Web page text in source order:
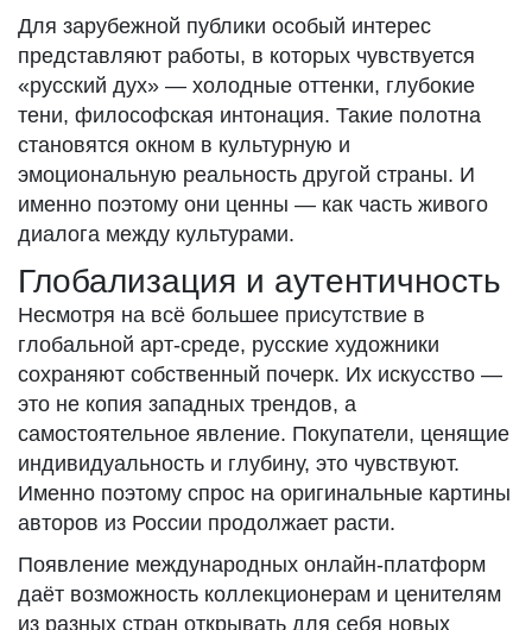
Для зарубежной публики особый интерес
представляют работы, в которых чувствуется
«русский дух» — холодные оттенки, глубокие
тени, философская интонация. Такие полотна
становятся окном в культурную и
эмоциональную реальность другой страны. И
именно поэтому они ценны — как часть живого
диалога между культурами.
Глобализация и аутентичность
Несмотря на всё большее присутствие в
глобальной арт-среде, русские художники
сохраняют собственный почерк. Их искусство —
это не копия западных трендов, а
самостоятельное явление. Покупатели, ценящие
индивидуальность и глубину, это чувствуют.
Именно поэтому спрос на оригинальные картины
авторов из России продолжает расти.
Появление международных онлайн-платформ
даёт возможность коллекционерам и ценителям
из разных стран открывать для себя новых